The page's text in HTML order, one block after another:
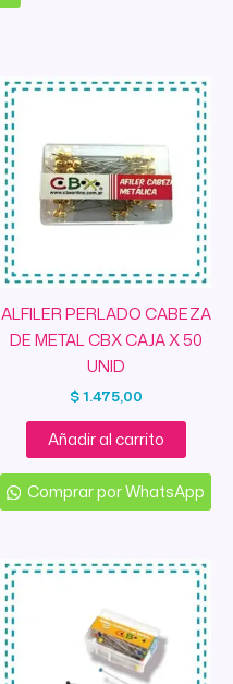
ALFILER PERLADO CABEZA
DE METAL CBX CAJA X 50
UNID
$1.475,00
Añadir al carrito
Comprar por WhatsApp